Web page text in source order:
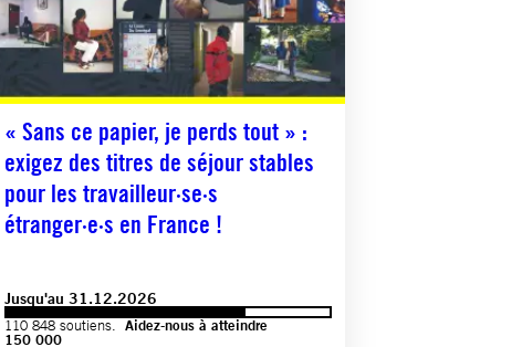
« Sans ce papier, je perds tout » :
exigez des titres de séjour stables
pour les travailleur·se·s
étranger·e·s en France !
Jusqu'au 31.12.2026
110 848 soutiens. Aidez-nous à atteindre
150 000